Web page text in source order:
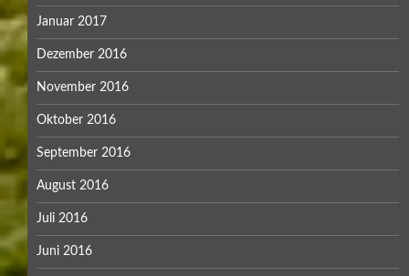
Januar 2017
Dezember 2016
November 2016
Oktober 2016
September 2016
August 2016
Juli 2016
Juni 2016